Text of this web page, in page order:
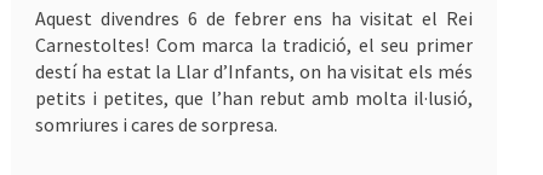
Aquest divendres 6 de febrer ens ha visitat el Rei
Carnestoltes! Com marca la tradició, el seu primer
destí ha estat la Llar d’Infants, on ha visitat els més
petits i petites, que l’han rebut amb molta il·lusió,
somriures i cares de sorpresa.